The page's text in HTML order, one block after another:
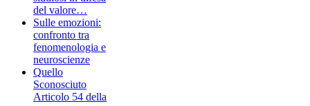
del valore…
Sulle emozioni:
confronto tra
fenomenologia e
neuroscienze
Quello
Sconosciuto
Articolo 54 della